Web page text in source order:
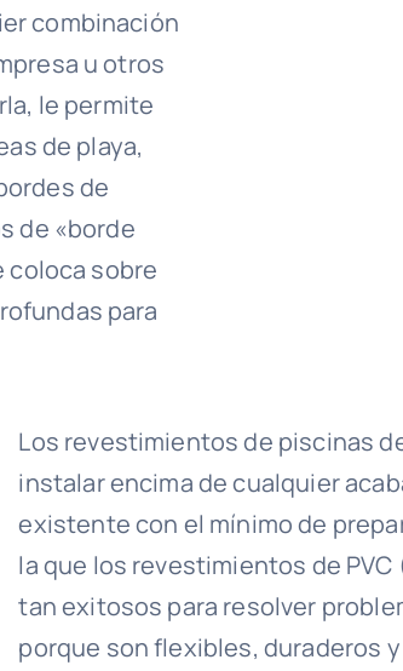
combinación
u otros
le permite
de playa,
de
de «borde
coloca sobre
para
Los revestimientos de piscinas
instalar encima de cualquier
existente con el mínimo de
la que los revestimientos de
tan exitosos para resolver
porque son flexibles, duraderos